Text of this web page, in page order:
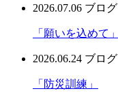
2026.07.06 ブログ
「願いを込めて」
2026.06.24 ブログ
「防災訓練」